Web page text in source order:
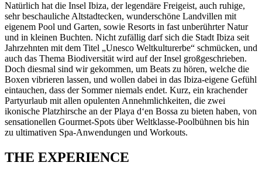
Natürlich hat die Insel Ibiza, der legendäre Freigeist, auch ruhige,
sehr beschauliche Altstadtecken, wunderschöne Landvillen mit
eigenem Pool und Garten, sowie Resorts in fast unberührter Natur
und in kleinen Buchten. Nicht zufällig darf sich die Stadt Ibiza seit
Jahrzehnten mit dem Titel „Unesco Weltkulturerbe“ schmücken, und
auch das Thema Biodiversität wird auf der Insel großgeschrieben.
Doch diesmal sind wir gekommen, um Beats zu hören, welche die
Boxen vibrieren lassen, und wollen dabei in das Ibiza-eigene Gefühl
eintauchen, dass der Sommer niemals endet. Kurz, ein krachender
Partyurlaub mit allen opulenten Annehmlichkeiten, die zwei
ikonische Platzhirsche an der Playa d‘en Bossa zu bieten haben, von
sensationellen Gourmet-Spots über Weltklasse-Poolbühnen bis hin
zu ultimativen Spa-Anwendungen und Workouts.
THE EXPERIENCE